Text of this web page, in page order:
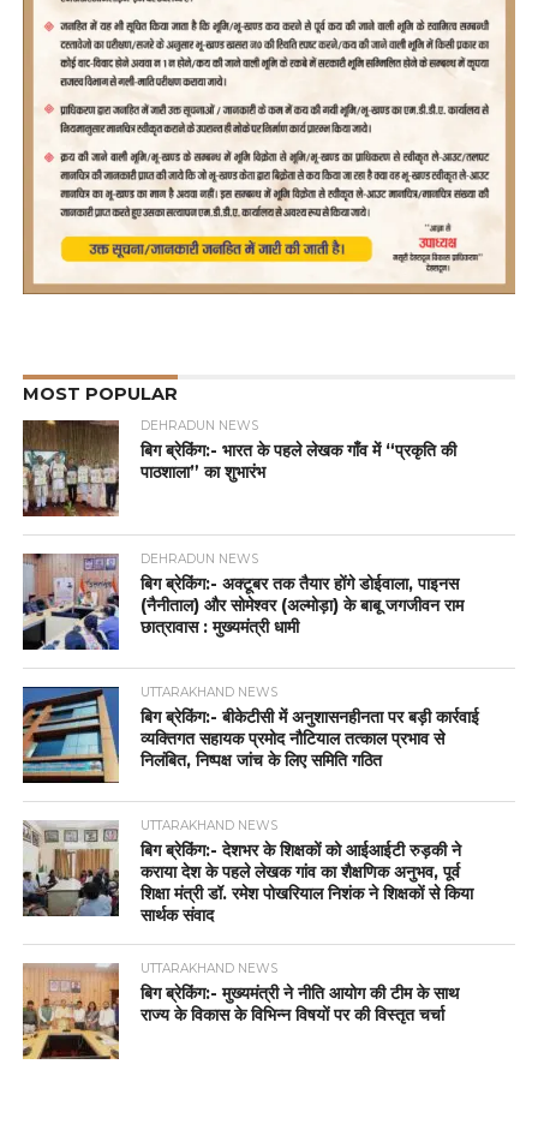
MOST POPULAR
DEHRADUN NEWS
बिग ब्रेकिंग:- भारत के पहले लेखक गाँव में “प्रकृति की
पाठशाला” का शुभारंभ
DEHRADUN NEWS
बिग ब्रेकिंग:- अक्टूबर तक तैयार होंगे डोईवाला, पाइनस
(नैनीताल) और सोमेश्वर (अल्मोड़ा) के बाबू जगजीवन राम
छात्रावास : मुख्यमंत्री धामी
UTTARAKHAND NEWS
बिग ब्रेकिंग:- बीकेटीसी में अनुशासनहीनता पर बड़ी कार्रवाई
व्यक्तिगत सहायक प्रमोद नौटियाल तत्काल प्रभाव से
निलंबित, निष्पक्ष जांच के लिए समिति गठित
UTTARAKHAND NEWS
बिग ब्रेकिंग:- देशभर के शिक्षकों को आईआईटी रुड़की ने
कराया देश के पहले लेखक गांव का शैक्षणिक अनुभव, पूर्व
शिक्षा मंत्री डॉ. रमेश पोखरियाल निशंक ने शिक्षकों से किया
सार्थक संवाद
UTTARAKHAND NEWS
बिग ब्रेकिंग:- मुख्यमंत्री ने नीति आयोग की टीम के साथ
राज्य के विकास के विभिन्न विषयों पर की विस्तृत चर्चा